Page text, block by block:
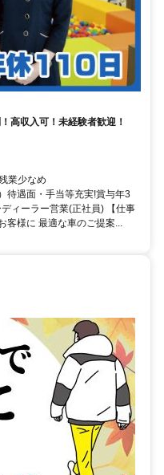
高収入可！未経験者歓迎！
業少なめ
待遇面・手当等充実!賞与年3
ィーラー営業(正社員) 【仕事
様に 最適な車のご提案...